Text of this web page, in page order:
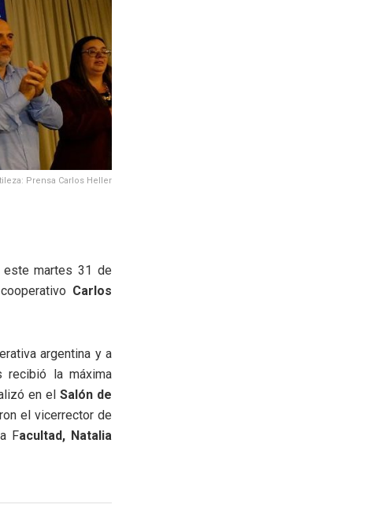
Prensa Carlos Heller
este martes 31 de
Carlos
argentina y a
recibió la máxima
en el Salón de
el vicerrector de
Facultad, Natalia